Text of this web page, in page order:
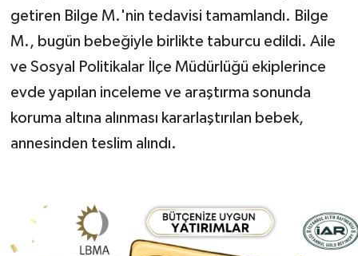
getiren Bilge M.'nin tedavisi tamamlandı. Bilge
M., bugün bebeğiyle birlikte taburcu edildi. Aile
ve Sosyal Politikalar İlçe Müdürlüğü ekiplerince
evde yapılan inceleme ve araştırma sonunda
koruma altına alınması kararlaştırılan bebek,
annesinden teslim alındı.